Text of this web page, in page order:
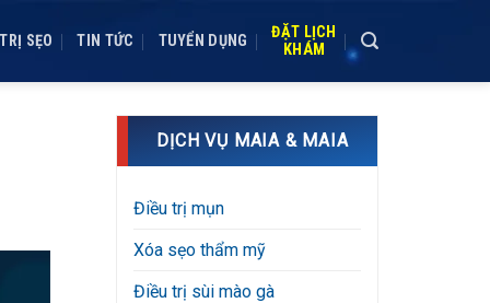
TRỊ SẸO TIN TỨC TUYỂN DỤNG
ĐẶT LỊCH
KHÁM
DỊCH VỤ MAIA & MAIA
Điều trị mụn
Xóa sẹo thẩm mỹ
Điều trị sùi mào gà